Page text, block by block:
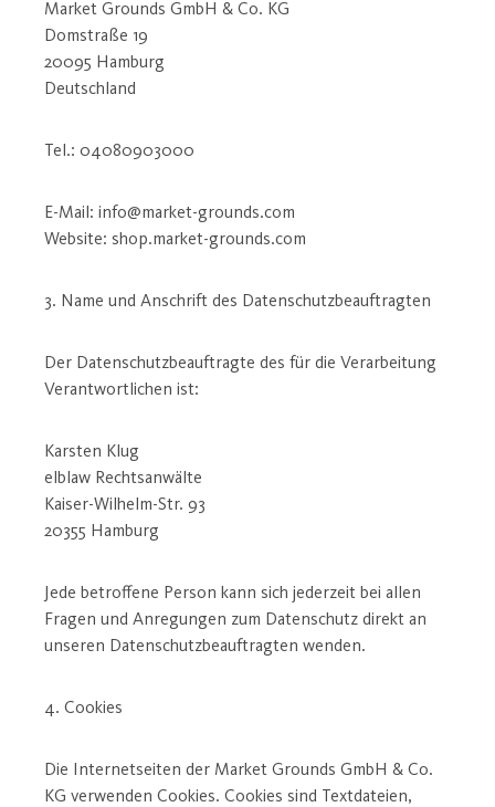
Market Grounds GmbH & Co. KG
Domstraße 19
20095 Hamburg
Deutschland
Tel.: 04080903000
E-Mail: info@market-grounds.com
Website: shop.market-grounds.com
3. Name und Anschrift des Datenschutzbeauftragten
Der Datenschutzbeauftragte des für die Verarbeitung
Verantwortlichen ist:
Karsten Klug
elblaw Rechtsanwälte
Kaiser-Wilhelm-Str. 93
20355 Hamburg
Jede betroffene Person kann sich jederzeit bei allen
Fragen und Anregungen zum Datenschutz direkt an
unseren Datenschutzbeauftragten wenden.
4. Cookies
Die Internetseiten der Market Grounds GmbH & Co.
KG verwenden Cookies. Cookies sind Textdateien,